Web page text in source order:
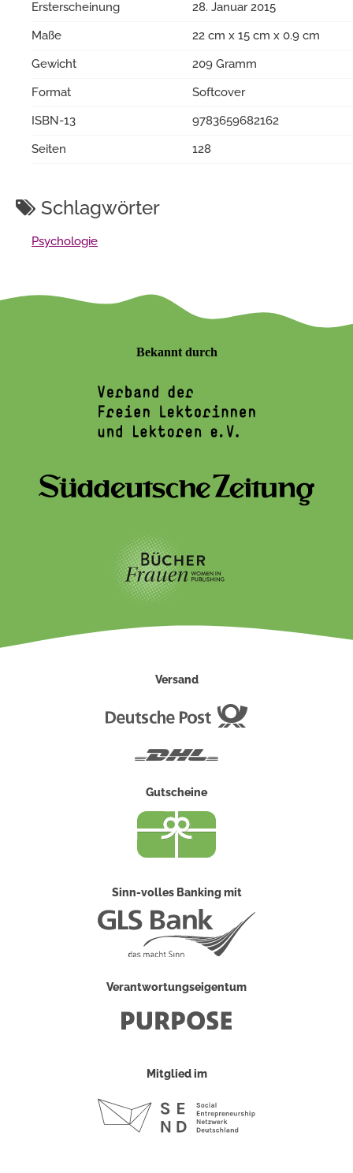
Ersterscheinung
28. Januar 2015
Maße
22 cm x 15 cm x 0.9 cm
Gewicht
209 Gramm
Format
Softcover
ISBN-13
9783659682162
Seiten
128
Schlagwörter
Psychologie
Bekannt durch
Versand
Gutscheine
Sinn-volles Banking mit
Verantwortungseigentum
Mitglied im